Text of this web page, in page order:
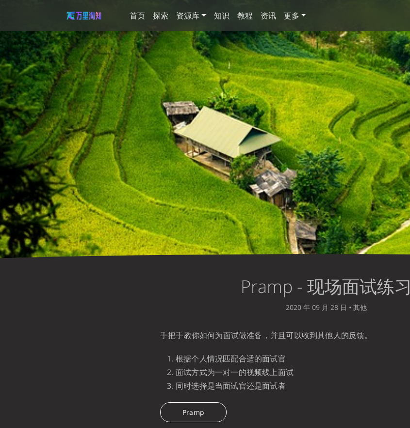
首页 探索 资源库 知识 教程 资讯 更多
Pramp - 现场面试练习
2020 年 09 月 28 日 • 其他
手把手教你如何为面试做准备，并且可以收到其他人的反馈。
根据个人情况匹配合适的面试官
面试方式为一对一的视频线上面试
同时选择是当面试官还是面试者
Pramp